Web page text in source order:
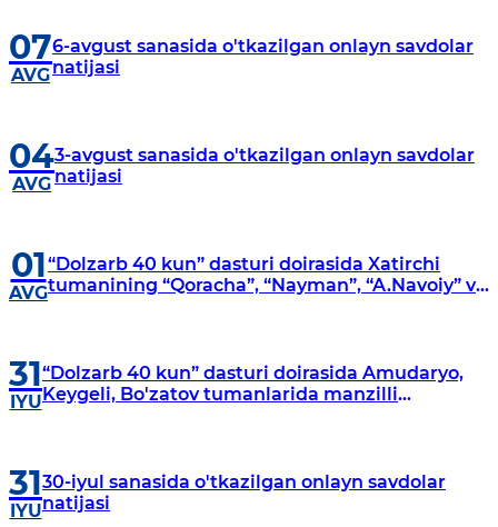
07
AVG
6-avgust sanasida o'tkazilgan onlayn savdolar
natijasi
04
AVG
3-avgust sanasida o'tkazilgan onlayn savdolar
natijasi
01
AVG
“Dolzarb 40 kun” dasturi doirasida Xatirchi
tumanining “Qoracha”, “Nayman”, “A.Navoiy” va
31
IYU
“Dolzarb 40 kun” dasturi doirasida Amudaryo,
Keygeli, Bo'zatov tumanlarida manzilli
31
IYU
30-iyul sanasida o'tkazilgan onlayn savdolar
natijasi